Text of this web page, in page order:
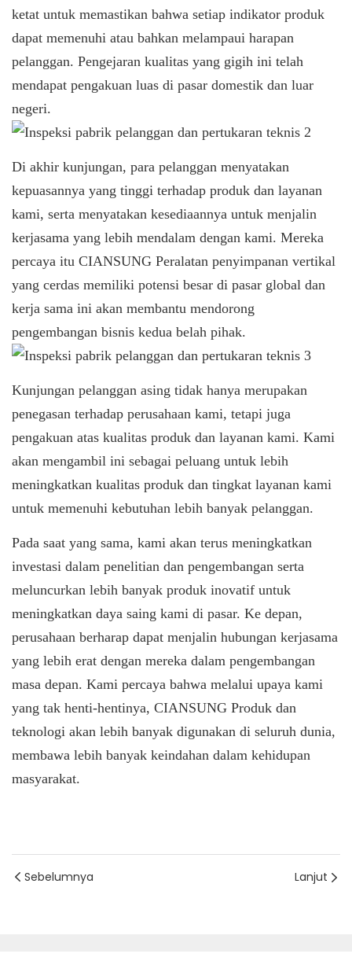
ketat untuk memastikan bahwa setiap indikator produk
dapat memenuhi atau bahkan melampaui harapan
pelanggan. Pengejaran kualitas yang gigih ini telah
mendapat pengakuan luas di pasar domestik dan luar
negeri.
Di akhir kunjungan, para pelanggan menyatakan
kepuasannya yang tinggi terhadap produk dan layanan
kami, serta menyatakan kesediaannya untuk menjalin
kerjasama yang lebih mendalam dengan kami. Mereka
percaya itu CIANSUNG Peralatan penyimpanan vertikal
yang cerdas memiliki potensi besar di pasar global dan
kerja sama ini akan membantu mendorong
pengembangan bisnis kedua belah pihak.
Kunjungan pelanggan asing tidak hanya merupakan
penegasan terhadap perusahaan kami, tetapi juga
pengakuan atas kualitas produk dan layanan kami. Kami
akan mengambil ini sebagai peluang untuk lebih
meningkatkan kualitas produk dan tingkat layanan kami
untuk memenuhi kebutuhan lebih banyak pelanggan.
Pada saat yang sama, kami akan terus meningkatkan
investasi dalam penelitian dan pengembangan serta
meluncurkan lebih banyak produk inovatif untuk
meningkatkan daya saing kami di pasar. Ke depan,
perusahaan berharap dapat menjalin hubungan kerjasama
yang lebih erat dengan mereka dalam pengembangan
masa depan. Kami percaya bahwa melalui upaya kami
yang tak henti-hentinya, CIANSUNG Produk dan
teknologi akan lebih banyak digunakan di seluruh dunia,
membawa lebih banyak keindahan dalam kehidupan
masyarakat.
Sebelumnya Lanjut